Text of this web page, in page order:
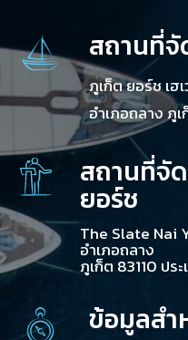
สถานที่จั
ภูเก็ต ยอร์ช เฮ
อำเภอถลาง ภูเ
สถานที่จั
ยอร์ช
The Slate Nai
อำเภอถลาง
ภูเก็ต 83110 ประ
ข้อมูลสำ